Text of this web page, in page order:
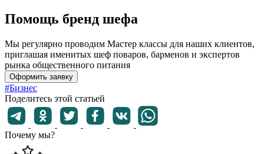
Помощь бренд шефа
Мы регулярно проводим Мастер классы для наших клиентов,
приглашая именитых шеф поваров, барменов и экспертов
рынка общественного питания
Оформить заявку
#Бизнес
Поделитесь этой статьей
Почему мы?